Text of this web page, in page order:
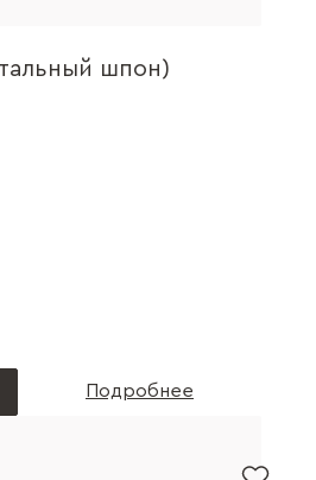
шпон)
Подробнее